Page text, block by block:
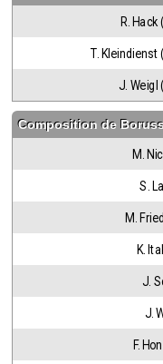
R. Hack
T. Kleindienst
J. Weigl
Composition de
M.
S.
M.
K.
J.
J.
F.